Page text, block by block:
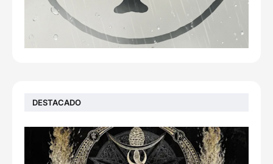
DESTACADO